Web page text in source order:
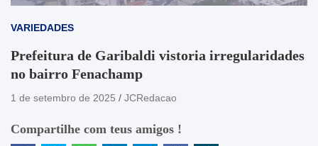
VARIEDADES
Prefeitura de Garibaldi vistoria irregularidades
no bairro Fenachamp
1 de setembro de 2025 JCRedacao
Compartilhe com teus amigos !